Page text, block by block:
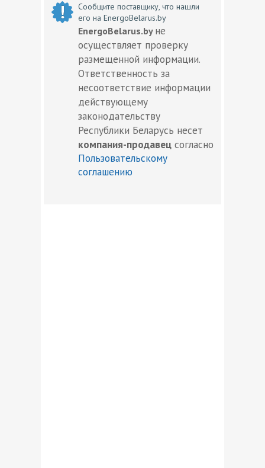
Сообщите поставщику, что нашли
его на EnergoBelarus.by
EnergoBelarus.by не
осуществляет проверку
размещенной информации.
Ответственность за
несоответствие информации
действующему
законодательству
Республики Беларусь несет
компания-продавец согласно
Пользовательскому
соглашению